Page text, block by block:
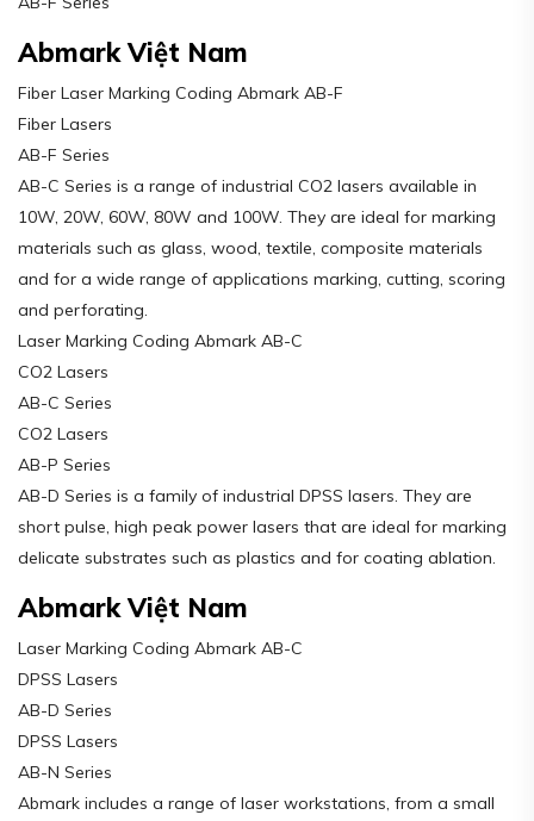
Abmark Việt Nam
Fiber Laser Marking Coding Abmark AB-F
Fiber Lasers
AB-F Series
AB-C Series is a range of industrial CO2 lasers available in
10W, 20W, 60W, 80W and 100W. They are ideal for marking
materials such as glass, wood, textile, composite materials
and for a wide range of applications marking, cutting, scoring
and perforating.
Laser Marking Coding Abmark AB-C
CO2 Lasers
AB-C Series
CO2 Lasers
AB-P Series
AB-D Series is a family of industrial DPSS lasers. They are
short pulse, high peak power lasers that are ideal for marking
delicate substrates such as plastics and for coating ablation.
Abmark Việt Nam
Laser Marking Coding Abmark AB-C
DPSS Lasers
AB-D Series
DPSS Lasers
AB-N Series
Abmark includes a range of laser workstations, from a small